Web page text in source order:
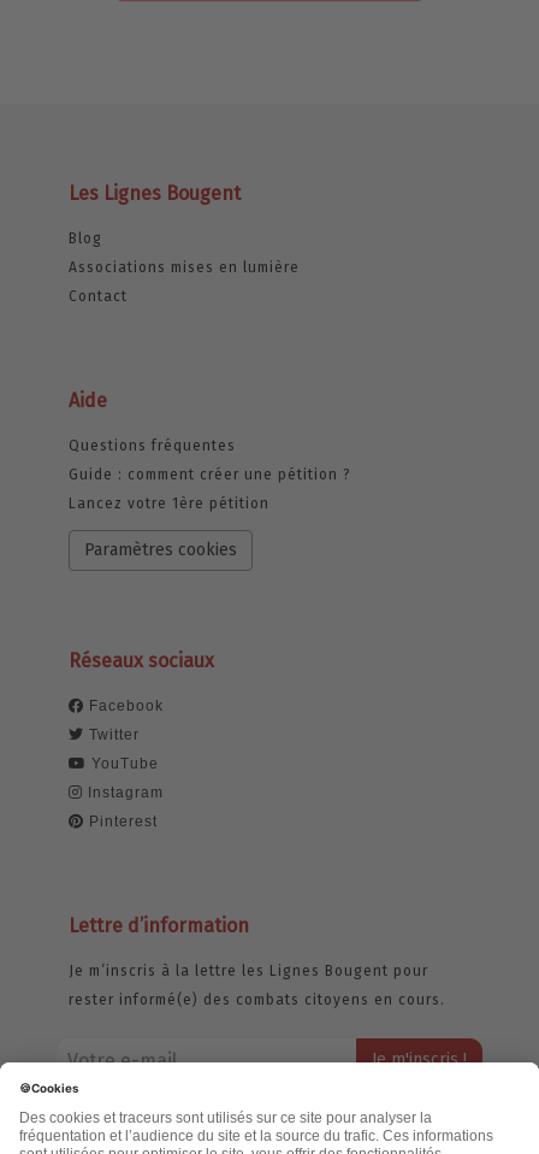
Les Lignes Bougent
Blog
Associations mises en lumière
Contact
Aide
Questions fréquentes
Guide : comment créer une pétition ?
Lancez votre 1ère pétition
Paramètres cookies
Réseaux sociaux
Facebook
Twitter
YouTube
Instagram
Pinterest
Lettre d’information
Je m’inscris à la lettre les Lignes Bougent pour
rester informé(e) des combats citoyens en cours.
jamais échangée. Pour consulter notre politique de confidentialité,
cliquez ici.